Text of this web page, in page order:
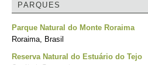
PARQUES
Parque Natural do Monte Roraima
Roraima, Brasil
Reserva Natural do Estuário do Tejo